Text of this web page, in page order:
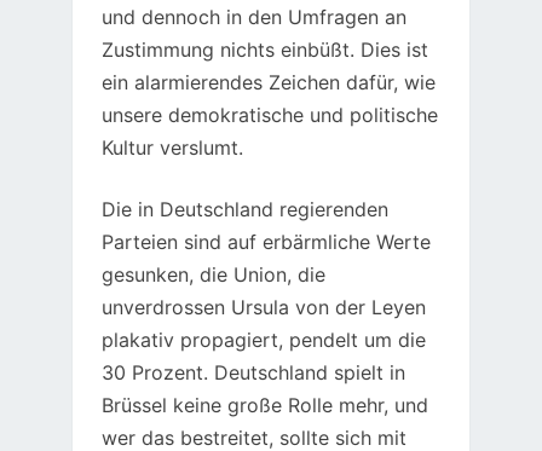
und dennoch in den Umfragen an
Zustimmung nichts einbüßt. Dies ist
ein alarmierendes Zeichen dafür, wie
unsere demokratische und politische
Kultur verslumt.
Die in Deutschland regierenden
Parteien sind auf erbärmliche Werte
gesunken, die Union, die
unverdrossen Ursula von der Leyen
plakativ propagiert, pendelt um die
30 Prozent. Deutschland spielt in
Brüssel keine große Rolle mehr, und
wer das bestreitet, sollte sich mit